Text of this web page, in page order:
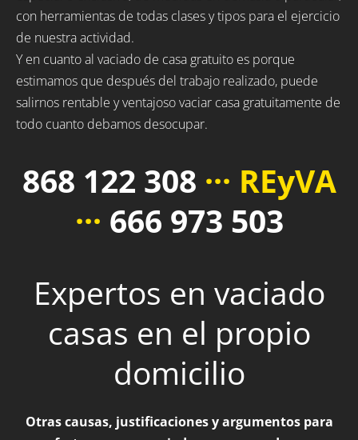
con herramientas de todas clases y tipos para el ejercicio
de nuestra actividad.
Y en cuanto al vaciado de casa gratuito es porque
estimamos que después del trabajo realizado, puede
salirnos rentable y ventajoso vaciar casa gratuitamente de
todo cuanto debamos desocupar.
868 122 308 ··· REyVA
··· 666 973 503
Expertos en vaciado
casas en el propio
domicilio
Otras causas, justificaciones y argumentos para